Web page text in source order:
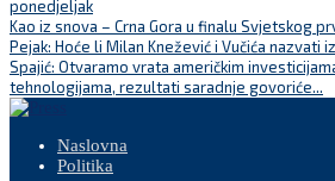
ponedjeljak
Kao iz snova – Crna Gora u finalu Svjetskog
Pejak: Hoće li Milan Knežević i Vučića nazvati
Spajić: Otvaramo vrata američkim
tehnologijama, rezultati saradnje govoriće...
Naslovna
Politika